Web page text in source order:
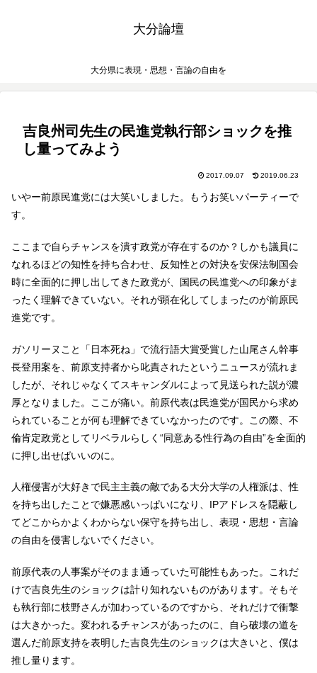
大分論壇
大分県に表現・思想・言論の自由を
吉良州司先生の民進党執行部ショックを推
し量ってみよう
2017.09.07 2019.06.23
いやー前原民進党には大笑いしました。もうお笑いパーティーで
す。
ここまで自らチャンスを潰す政党が存在するのか？しかも議員に
なれるほどの知性を持ち合わせ、反知性との対決を安保法制国会
時に全面的に押し出してきた政党が、国民の民進党への印象がま
ったく理解できていない。それが顕在化してしまったのが前原民
進党です。
ガソリーヌこと「日本死ね」で流行語大賞受賞した山尾さん幹事
長登用案を、前原支持者から叱責されたというニュースが流れま
したが、それじゃなくてスキャンダルによって見送られた説が濃
厚となりました。ここが痛い。前原代表は民進党が国民から求め
られていることが何も理解できていなかったのです。この際、不
倫肯定政党としてリベラルらしく“同意ある性行為の自由”を全面的
に押し出せばいいのに。
人権侵害が大好きで民主主義の敵である大分大学の人権派は、性
を持ち出したことで嫌悪感いっぱいになり、IPアドレスを隠蔽し
てどこからかよくわからない保守を持ち出し、表現・思想・言論
の自由を侵害しないでください。
前原代表の人事案がそのまま通っていた可能性もあった。これだ
けで吉良先生のショックは計り知れないものがあります。そもそ
も執行部に枝野さんが加わっているのですから、それだけで衝撃
は大きかった。変われるチャンスがあったのに、自ら破壊の道を
選んだ前原支持を表明した吉良先生のショックは大きいと、僕は
推し量ります。